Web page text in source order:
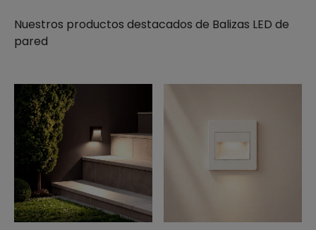
Nuestros productos destacados de Balizas LED de
pared